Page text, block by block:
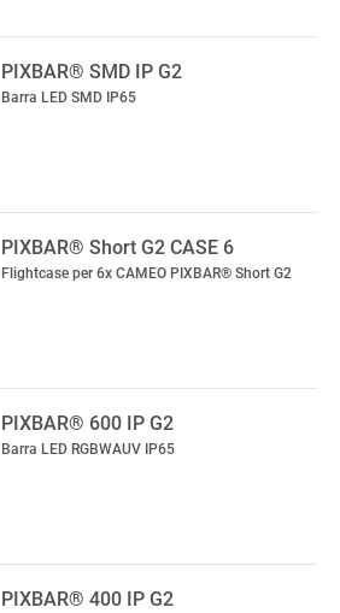
PIXBAR® SMD IP G2
Barra LED SMD IP65
PIXBAR® Short G2 CASE 6
Flightcase per 6x CAMEO PIXBAR® Short G2
PIXBAR® 600 IP G2
Barra LED RGBWAUV IP65
PIXBAR® 400 IP G2